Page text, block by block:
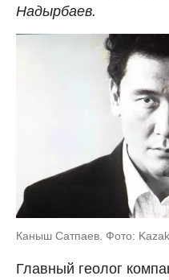
Надырбаев.
Каныш Сатпаев. Фото:
Главный геолог